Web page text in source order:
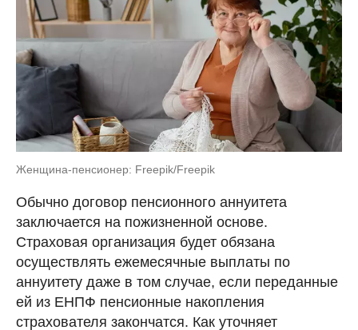
Женщина-пенсионер: Freepik/Freepik
Обычно договор пенсионного аннуитета
заключается на пожизненной основе.
Страховая организация будет обязана
осуществлять ежемесячные выплаты по
аннуитету даже в том случае, если переданные
ей из ЕНПФ пенсионные накопления
страхователя закончатся. Как уточняет